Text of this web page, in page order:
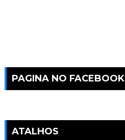
PAGINA NO FACEBOOK
ATALHOS